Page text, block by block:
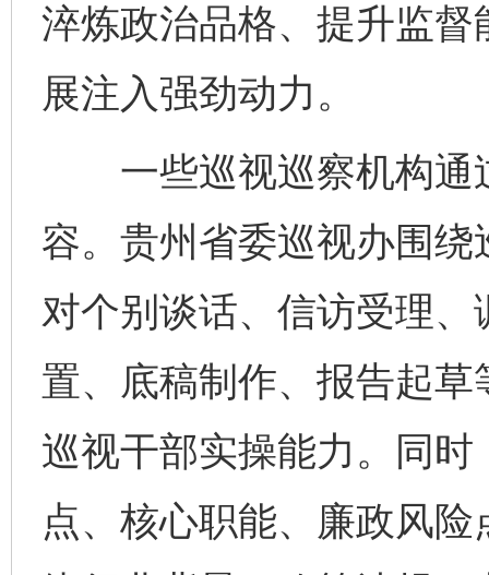
淬炼政治品格、提升监
展注入强劲动力。
一些巡视巡察机构通
容。贵州省委巡视办围
对个别谈话、信访受理
置、底稿制作、报告起
巡视干部实操能力。同
点、核心职能、廉政风